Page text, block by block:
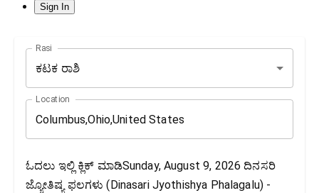
Sign In
Rasi
ಕಟಕ ರಾಶಿ
Location
ಓದಲು ಇಲ್ಲಿ ಕ್ಲಿಕ್ ಮಾಡಿSunday, August 9, 2026 ದಿನಸರಿ
ಜ್ಯೋತಿಷ್ಯ ಫಲಗಳು (Dinasari Jyothishya Phalagalu) -